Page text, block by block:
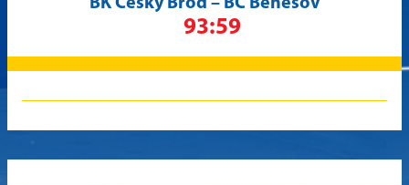
BK Český Brod – BC Benešov
93:59